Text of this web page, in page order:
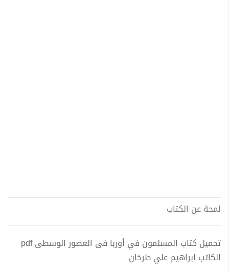
لمحة عن الكتاب
تحميل كتاب المسلمون في أوربا فى العصور الوسطى pdf
الكاتب إبراهيم علي طرخان